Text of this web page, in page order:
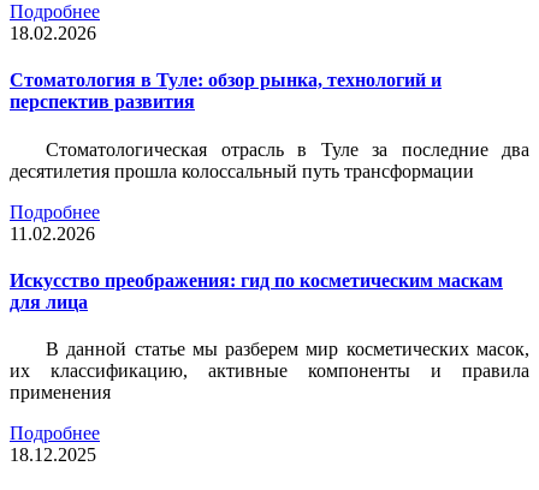
Подробнее
18.02.2026
Стоматология в Туле: обзор рынка, технологий и
перспектив развития
Стоматологическая отрасль в Туле за последние два
десятилетия прошла колоссальный путь трансформации
Подробнее
11.02.2026
Искусство преображения: гид по косметическим маскам
для лица
В данной статье мы разберем мир косметических масок,
их классификацию, активные компоненты и правила
применения
Подробнее
18.12.2025